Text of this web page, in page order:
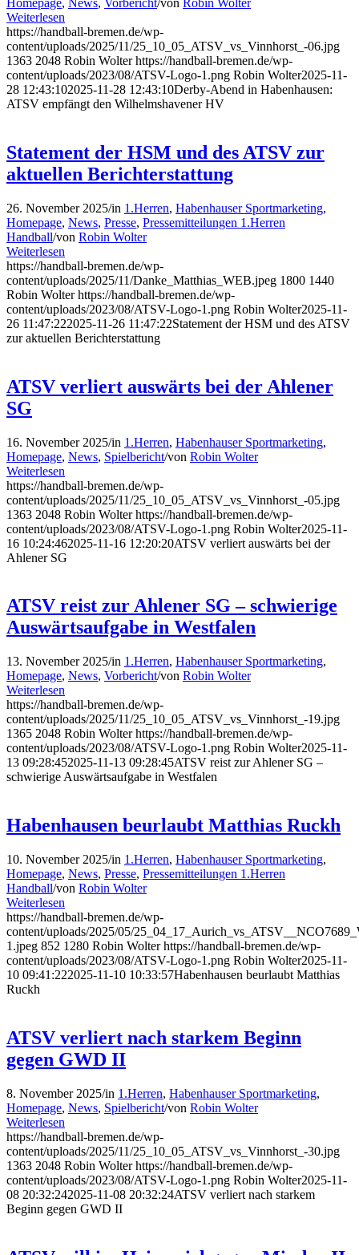
Weiterlesen
https://handball-bremen.de/wp-
content/uploads/2025/11/25_10_05_ATSV_vs_Vinnhorst_-06.jpg
1363 2048 Robin Wolter https://handball-bremen.de/wp-
content/uploads/2023/08/ATSV-Logo-1.png Robin Wolter2025-11-
28 12:43:102025-11-28 12:43:10Derby-Abend in Habenhausen:
ATSV empfängt den Wilhelmshavener HV
Statement der HSM und des ATSV zur
aktuellen Berichterstattung
26. November 2025/in 1.Herren, Habenhauser Sportmarketing,
Homepage, News, Presse, Pressemitteilungen 1.Herren
Handball/von Robin Wolter
Weiterlesen
https://handball-bremen.de/wp-
content/uploads/2025/11/Danke_Matthias_WEB.jpeg 1800 1440
Robin Wolter https://handball-bremen.de/wp-
content/uploads/2023/08/ATSV-Logo-1.png Robin Wolter2025-11-
26 11:47:222025-11-26 11:47:22Statement der HSM und des ATSV
zur aktuellen Berichterstattung
ATSV verliert auswärts bei der Ahlener
SG
16. November 2025/in 1.Herren, Habenhauser Sportmarketing,
Homepage, News, Spielbericht/von Robin Wolter
Weiterlesen
https://handball-bremen.de/wp-
content/uploads/2025/11/25_10_05_ATSV_vs_Vinnhorst_-05.jpg
1363 2048 Robin Wolter https://handball-bremen.de/wp-
content/uploads/2023/08/ATSV-Logo-1.png Robin Wolter2025-11-
16 10:24:462025-11-16 12:20:20ATSV verliert auswärts bei der
Ahlener SG
ATSV reist zur Ahlener SG – schwierige
Auswärtsaufgabe in Westfalen
13. November 2025/in 1.Herren, Habenhauser Sportmarketing,
Homepage, News, Vorbericht/von Robin Wolter
Weiterlesen
https://handball-bremen.de/wp-
content/uploads/2025/11/25_10_05_ATSV_vs_Vinnhorst_-19.jpg
1365 2048 Robin Wolter https://handball-bremen.de/wp-
content/uploads/2023/08/ATSV-Logo-1.png Robin Wolter2025-11-
13 09:28:452025-11-13 09:28:45ATSV reist zur Ahlener SG –
schwierige Auswärtsaufgabe in Westfalen
Habenhausen beurlaubt Matthias Ruckh
10. November 2025/in 1.Herren, Habenhauser Sportmarketing,
Homepage, News, Presse, Pressemitteilungen 1.Herren
Handball/von Robin Wolter
Weiterlesen
https://handball-bremen.de/wp-
content/uploads/2025/05/
1.jpeg 852 1280 Robin Wolter https://handball-bremen.de/wp-
content/uploads/2023/08/ATSV-Logo-1.png Robin Wolter2025-11-
10 09:41:222025-11-10 10:33:57Habenhausen beurlaubt Matthias
Ruckh
ATSV verliert nach starkem Beginn
gegen GWD II
8. November 2025/in 1.Herren, Habenhauser Sportmarketing,
Homepage, News, Spielbericht/von Robin Wolter
Weiterlesen
https://handball-bremen.de/wp-
content/uploads/2025/11/25_10_05_ATSV_vs_Vinnhorst_-30.jpg
1363 2048 Robin Wolter https://handball-bremen.de/wp-
content/uploads/2023/08/ATSV-Logo-1.png Robin Wolter2025-11-
08 20:32:242025-11-08 20:32:24ATSV verliert nach starkem
Beginn gegen GWD II